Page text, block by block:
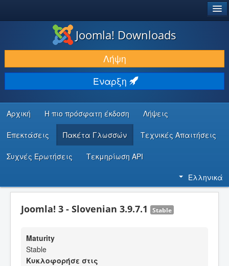
ΛΉΨΕΙΣ & ΕΠΕΚΤΆΣΕΙΣ
ΕΎΡΕΣΗ & ΜΆΘΗΣΗ
ΚΟΙΝΌΤΗΤΑ & ΥΠΟΣΤΉΡΙΞΗ
ΠΌΡΟΙ ΠΡΟΓΡΑΜΜΑΤΙΣΤΏΝ
Joomla! Downloads
Λήψη
Έναρξη
Αρχική Η πιο πρόσφατη έκδοση Λήψεις
Επεκτάσεις Πακέτα Γλωσσών Τεχνικές Απαιτήσεις
Συχνές Ερωτήσεις Τεκμηρίωση API
Ελληνικά
Joomla! 3 - Slovenian 3.9.7.1 Stable
Maturity
Stable
Κυκλοφορήσε στις